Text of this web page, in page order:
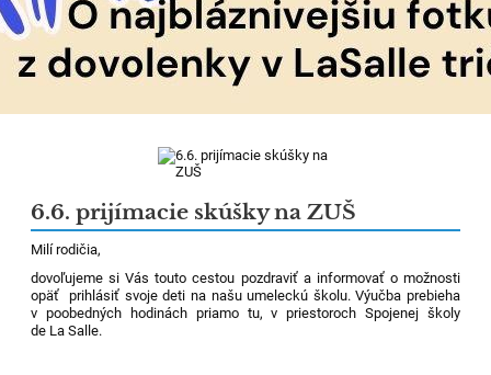
6.6. prijímacie skúšky na ZUŠ
Milí rodičia,
dovoľujeme si Vás touto cestou pozdraviť a informovať o možnosti
opäť prihlásiť svoje deti na našu umeleckú školu. Výučba prebieha
v poobedných hodinách priamo tu, v priestoroch Spojenej školy
de La Salle.